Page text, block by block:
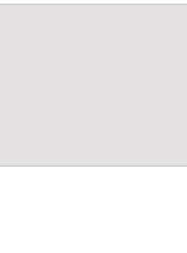
با چاپ عدد